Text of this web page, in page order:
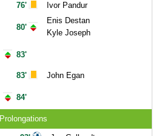
76'
80'
83'
83'
84'
Ivor Pandur
Enis Destan
Kyle Joseph
John Egan
Prolongations